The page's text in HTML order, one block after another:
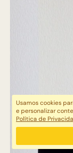
Usamos cookies
e personalizar
Política de